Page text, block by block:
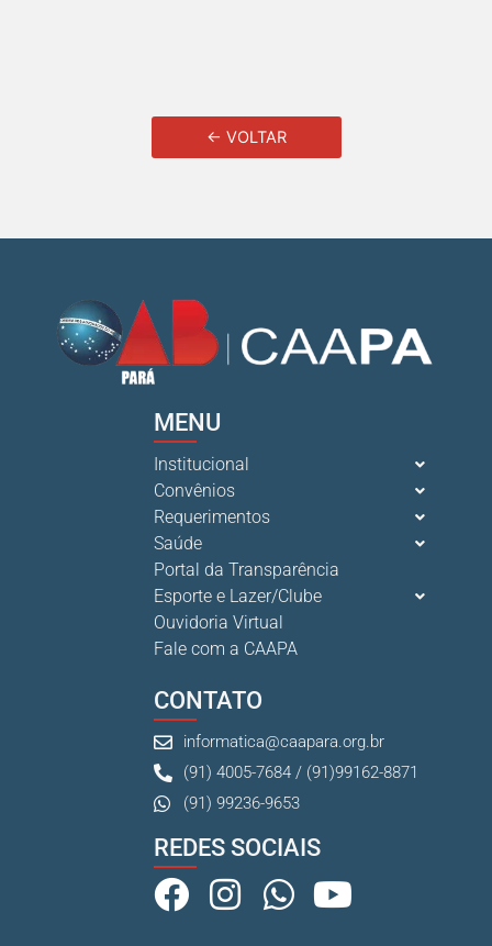
← VOLTAR
MENU
Institucional
Convênios
Requerimentos
Saúde
Portal da Transparência
Esporte e Lazer/Clube
Ouvidoria Virtual
Fale com a CAAPA
CONTATO
informatica@caapara.org.br
(91) 4005-7684 / (91)99162-8871
(91) 99236-9653
REDES SOCIAIS